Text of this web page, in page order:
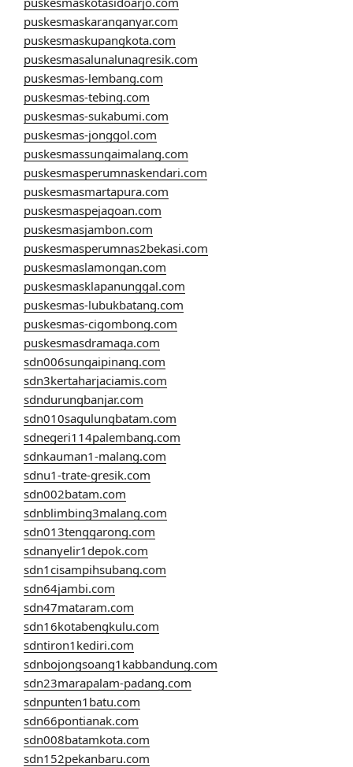
puskesmaskaranganyar.com
puskesmaskupangkota.com
puskesmasalunalunagresik.com
puskesmas-lembang.com
puskesmas-tebing.com
puskesmas-sukabumi.com
puskesmas-jonggol.com
puskesmassungaimalang.com
puskesmasperumnaskendari.com
puskesmasmartapura.com
puskesmaspejagoan.com
puskesmasjambon.com
puskesmasperumnas2bekasi.com
puskesmaslamongan.com
puskesmasklapanunggal.com
puskesmas-lubukbatang.com
puskesmas-cigombong.com
puskesmasdramaga.com
sdn006sungaipinang.com
sdn3kertaharjaciamis.com
sdndurungbanjar.com
sdn010sagulungbatam.com
sdnegeri114palembang.com
sdnkauman1-malang.com
sdnu1-trate-gresik.com
sdn002batam.com
sdnblimbing3malang.com
sdn013tenggarong.com
sdnanyelir1depok.com
sdn1cisampihsubang.com
sdn64jambi.com
sdn47mataram.com
sdn16kotabengkulu.com
sdntiron1kediri.com
sdnbojongsoang1kabbandung.com
sdn23marapalam-padang.com
sdnpunten1batu.com
sdn66pontianak.com
sdn008batamkota.com
sdn152pekanbaru.com